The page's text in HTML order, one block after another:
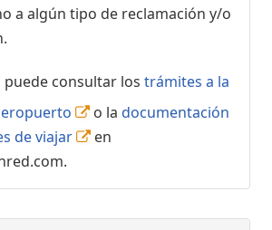
a algún tipo de reclamación y/o
puede consultar los trámites a la
o la documentación
de viajar
en